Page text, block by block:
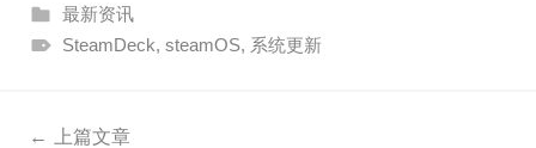
最新资讯
SteamDeck, steamOS, 系统更新
上篇文章